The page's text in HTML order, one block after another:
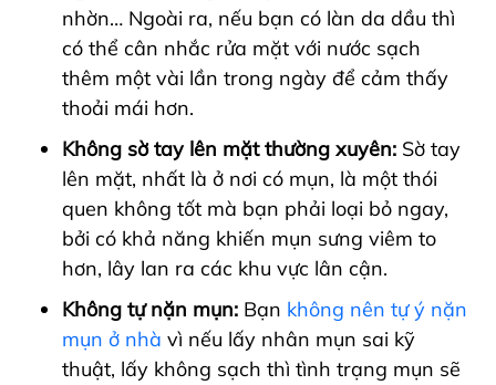
nhờn… Ngoài ra, nếu bạn có làn da dầu thì
có thể cân nhắc rửa mặt với nước sạch
thêm một vài lần trong ngày để cảm thấy
thoải mái hơn.
Không sờ tay lên mặt thường xuyên: Sờ tay
lên mặt, nhất là ở nơi có mụn, là một thói
quen không tốt mà bạn phải loại bỏ ngay,
bởi có khả năng khiến mụn sưng viêm to
hơn, lây lan ra các khu vực lân cận.
Không tự nặn mụn: Bạn không nên tự ý nặn
mụn ở nhà vì nếu lấy nhân mụn sai kỹ
thuật, lấy không sạch thì tình trạng mụn sẽ